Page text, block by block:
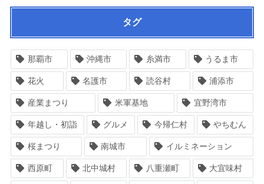
タグ
那覇市 沖縄市 糸満市 うるま市
花火 名護市 読谷村 浦添市
産業まつり 米軍基地 宜野湾市
年越し・初詣 グルメ 今帰仁村 やちむん
桜まつり 南城市 イルミネーション
西原町 北中城村 八重瀬町 大宜味村